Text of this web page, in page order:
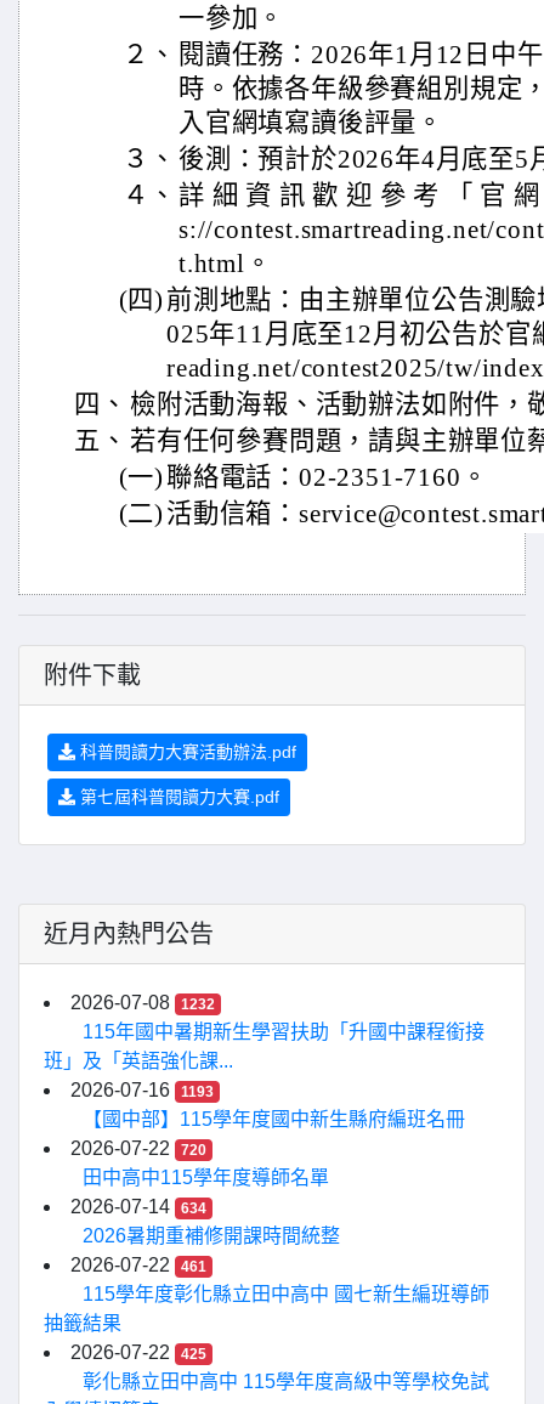
一參加。
２、 閱讀任務：2026年1月12日中
時。依據各年級參賽組別規定
入官網填寫讀後評量。
３、 後測：預計於2026年4月底至5
４、 詳 細 資 訊 歡 迎 參 考 「 官
s://contest.smartreading.net/
t.html。
(四) 前測地點：由主辦單位公告測
025年11月底至12月初公告於官
reading.net/contest2025/tw/
四、 檢附活動海報、活動辦法如附件，
五、 若有任何參賽問題，請與主辦單位
(一) 聯絡電話：02-2351-7160。
(二) 活動信箱：
附件下載
科普閱讀力大賽活動辦法.pdf
第七屆科普閱讀力大賽.pdf
近月內熱門公告
2026-07-08 1232
115年國中暑期新生學習扶助「升國中課程銜接
班」及「英語強化課...
2026-07-16
1193
【國中部】115學年度國中新生縣府編班名冊
2026-07-22
720
田中高中115學年度導師名單
2026-07-14
634
2026暑期重補修開課時間統整
2026-07-22
461
115學年度彰化縣立田中高中 國七新生編班導師
抽籤結果
2026-07-22
425
彰化縣立田中高中 115學年度高級中等學校免試